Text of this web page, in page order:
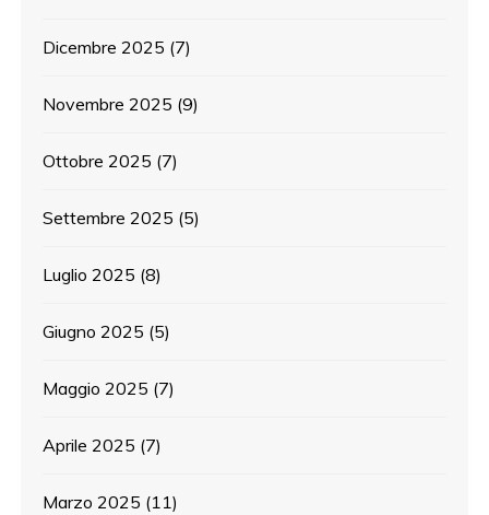
Dicembre 2025 (7)
Novembre 2025 (9)
Ottobre 2025 (7)
Settembre 2025 (5)
Luglio 2025 (8)
Giugno 2025 (5)
Maggio 2025 (7)
Aprile 2025 (7)
Marzo 2025 (11)